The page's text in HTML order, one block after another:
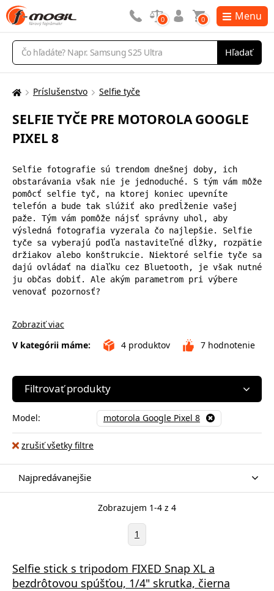
Vyhľadávanie
Hľadať
0 0 Menu
Tu
nachádzate:
Príslušenstvo Selfie tyče
SELFIE TYČE PRE MOTOROLA GOOGLE
PIXEL 8
Selfie fotografie sú trendom dnešnej doby, ich
obstarávania však nie je jednoduché. S tým vám môže
pomôcť selfie tyč, na ktorej koniec upevníte
telefón a bude tak slúžiť ako predĺženie vašej
paže. Tým vám pomôže nájsť správny uhol, aby
výsledná fotografia vyzerala čo najlepšie. Selfie
tyče sa vyberajú podľa nastaviteľné dĺžky, rozpätie
držiakov alebo konštrukcie. Niektoré selfie tyče sa
dajú ovládať na diaľku cez Bluetooth, je však nutné
ju občas dobiť. Ale akým parametrom pri výbere
venovať pozornosť?
Zobraziť viac
V kategórii máme:
4 produktov 7 hodnotenie
Filtrovať produkty
Model: motorola Google Pixel 8
zrušiť všetky filtre
Najpredávanejšie
Zobrazujem 1-4 z 4
1
Selfie stick s tripodom FIXED Snap XL a
bezdrôtovou spúšťou, 1/4" skrutka, čierna